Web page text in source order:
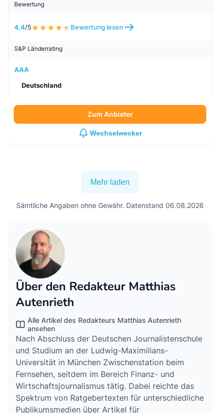
Bewertung
4,4/5 Bewertung lesen
S&P Länderrating
AAA
Deutschland
Zum Anbieter
Wechselwecker
Mehr laden
Sämtliche Angaben ohne Gewähr. Datenstand 06.08.2026
Über den Redakteur Matthias
Autenrieth
Alle Artikel des Redakteurs Matthias Autenrieth
ansehen
Nach Abschluss der Deutschen Journalistenschule
und Studium an der Ludwig-Maximilians-
Universität in München Zwischenstation beim
Fernsehen, seitdem im Bereich Finanz- und
Wirtschaftsjournalismus tätig. Dabei reichte das
Spektrum von Ratgebertexten für unterschiedliche
Publikumsmedien über Artikel für